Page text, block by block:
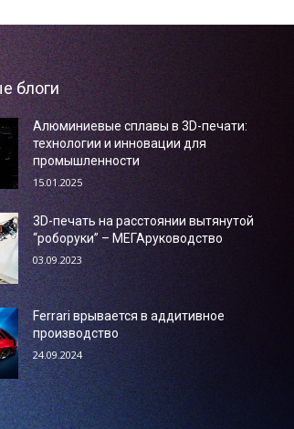
блоги
Алюминиевые сплавы в 3D-печати:
технологии и инновации для
промышленности
15.01.2025
3D-печать на расстоянии вытянутой
“роборуки” – МЕГАруководство
03.09.2023
Ferrari врывается в аддитивное
производство
24.09.2024